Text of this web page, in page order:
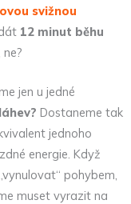
svižnou
12 minut běhu
jen u jedné
Dostaneme tak
jednoho
energie. Když
pohybem,
muset vyrazit na